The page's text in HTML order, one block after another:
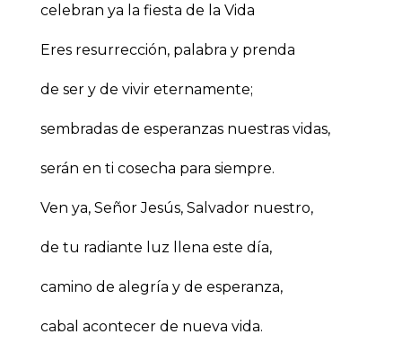
celebran ya la fiesta de la Vida
Eres resurrección, palabra y prenda
de ser y de vivir eternamente;
sembradas de esperanzas nuestras vidas,
serán en ti cosecha para siempre.
Ven ya, Señor Jesús, Salvador nuestro,
de tu radiante luz llena este día,
camino de alegría y de esperanza,
cabal acontecer de nueva vida.